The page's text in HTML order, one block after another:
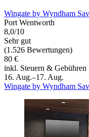
Wingate by Wyndham
Port Wentworth
8,0/10
Sehr gut
(1.526 Bewertungen)
80 €
inkl. Steuern & Gebühren
16. Aug.–17. Aug.
Wingate by Wyndham